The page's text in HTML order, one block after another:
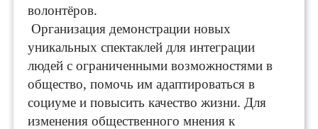
волонтёров.
Организация демонстрации новых
уникальных спектаклей для интеграции
людей с ограниченными возможностями в
общество, помочь им адаптироваться в
социуме и повысить качество жизни. Для
изменения общественного мнения к